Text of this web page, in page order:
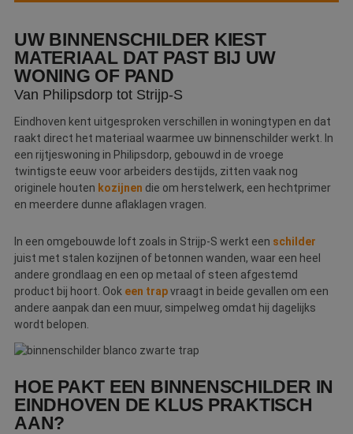
UW BINNENSCHILDER KIEST
MATERIAAL DAT PAST BIJ UW
WONING OF PAND
Van Philipsdorp tot Strijp-S
Eindhoven kent uitgesproken verschillen in woningtypen en dat
raakt direct het materiaal waarmee uw binnenschilder werkt. In
een rijtjeswoning in Philipsdorp, gebouwd in de vroege
twintigste eeuw voor arbeiders destijds, zitten vaak nog
originele houten kozijnen die om herstelwerk, een hechtprimer
en meerdere dunne aflaklagen vragen.
In een omgebouwde loft zoals in Strijp-S werkt een schilder
juist met stalen kozijnen of betonnen wanden, waar een heel
andere grondlaag en een op metaal of steen afgestemd
product bij hoort. Ook een trapvraagt in beide gevallen om een
andere aanpak dan een muur, simpelweg omdat hij dagelijks
wordt belopen.
HOE PAKT EEN BINNENSCHILDER IN
EINDHOVEN DE KLUS PRAKTISCH
AAN?